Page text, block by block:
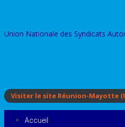
content
Union Nationale des Syndicats
Visiter le site Réunion-Mayotte
Accueil